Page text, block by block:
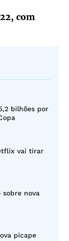
com
bilhões por
vai tirar
sobre nova
picape